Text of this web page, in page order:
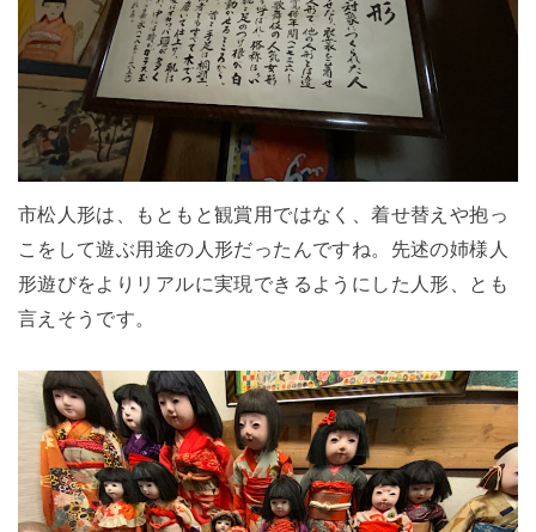
市松人形は、もともと観賞用ではなく、着せ替えや抱っ
こをして遊ぶ用途の人形だったんですね。先述の姉様人
形遊びをよりリアルに実現できるようにした人形、とも
言えそうです。